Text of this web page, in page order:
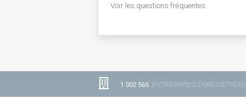
Voir les questions fréquentes.
1 002 565 ENTREPRISES ENREGISTRÉES